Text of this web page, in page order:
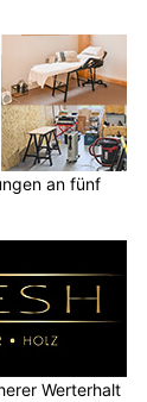
an fünf
Werterhalt